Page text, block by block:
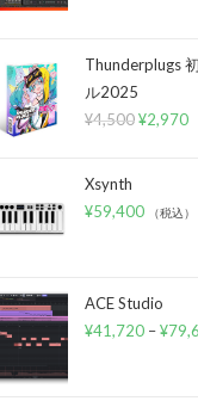
Thunderplugs
ル2025
¥4,500¥2,970
Xsynth
¥59,400 （税込）
ACE Studio
¥41,720 –¥